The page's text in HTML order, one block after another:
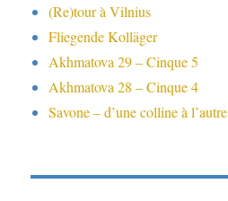
(Re)tour à Vilnius
Fliegende Kolläger
Akhmatova 29 – Cinque 5
Akhmatova 28 – Cinque 4
Savone – d’une colline à l’autre